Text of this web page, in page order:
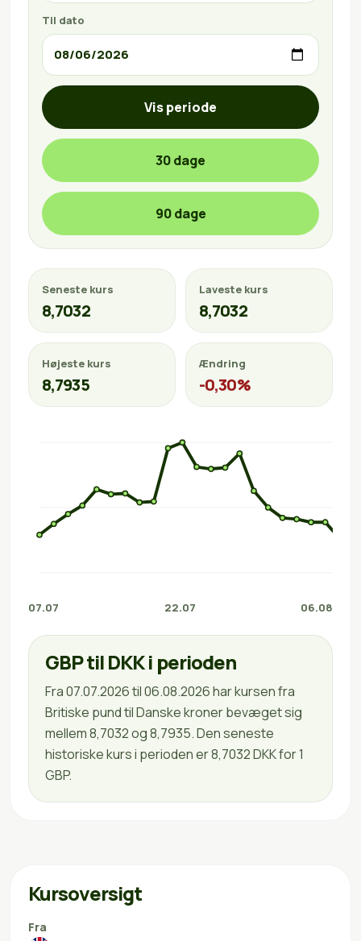
Til dato
Vis periode
30 dage
90 dage
Seneste kurs
8,7032
Laveste kurs
8,7032
Højeste kurs
8,7935
Ændring
-0,30%
07.07 22.07 06.08
GBP til DKK i perioden
Fra 07.07.2026 til 06.08.2026 har kursen fra
Britiske pund til Danske kroner bevæget sig
mellem 8,7032 og 8,7935. Den seneste
historiske kurs i perioden er 8,7032 DKK for 1
GBP.
Kursoversigt
Fra